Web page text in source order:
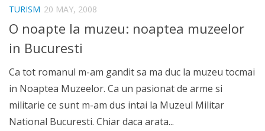
TURISM 20 MAY, 2008
O noapte la muzeu: noaptea muzeelor
in Bucuresti
Ca tot romanul m-am gandit sa ma duc la muzeu tocmai
in Noaptea Muzeelor. Ca un pasionat de arme si
militarie ce sunt m-am dus intai la Muzeul Militar
National Bucuresti. Chiar daca arata...